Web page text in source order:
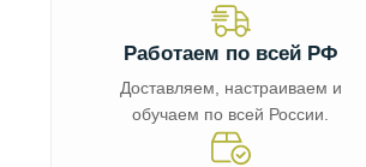
Работаем по всей РФ
Доставляем, настраиваем и
обучаем по всей России.